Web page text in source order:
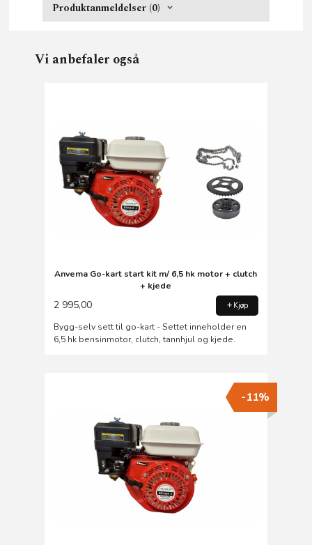
Produktanmeldelser (0)
Vi anbefaler også
Anvema Go-kart start kit m/ 6,5 hk motor + clutch
+ kjede
2 995,00 Kjøp
Bygg-selv sett til go-kart - Settet inneholder en
6,5 hk bensinmotor, clutch, tannhjul og kjede.
-11%